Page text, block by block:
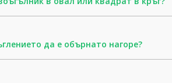
да е обърнато нагоре?